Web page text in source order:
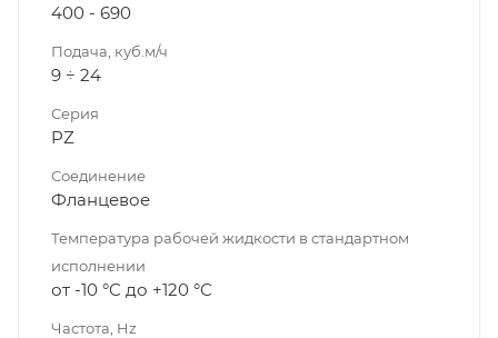
400 - 690
Подача, куб.м/ч
9 ÷ 24
Серия
PZ
Соединение
Фланцевое
Температура рабочей жидкости в стандартном
исполнении
от -10 °C до +120 °C
Частота, Hz